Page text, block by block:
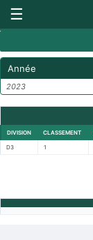
☰
Année
2023
DIVISION CLASSEMENT
D3 1